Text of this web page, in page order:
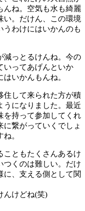
んね。空気も水も綺麗
い。だけん、この環境
うわけにはいかんのも
減っとるけんね。今の
いってあげんといか
いかんもんね。
住して来られた方が積
うになりました。最近
を持って参加してくれ
繋がっていくでしょ
。
こともたくさんあるけ
つくのは難しい。だけ
に、支える側として関
んけどね(笑)